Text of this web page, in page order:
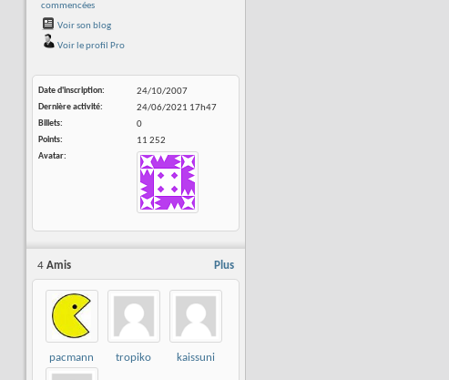
commencées
Voir son blog
Voir le profil Pro
Date d'inscription
24/10/2007
Dernière activité
24/06/2021 17h47
Billets
0
Points
11 252
Avatar
Plus
4 Amis
pacmann tropiko kaissuni